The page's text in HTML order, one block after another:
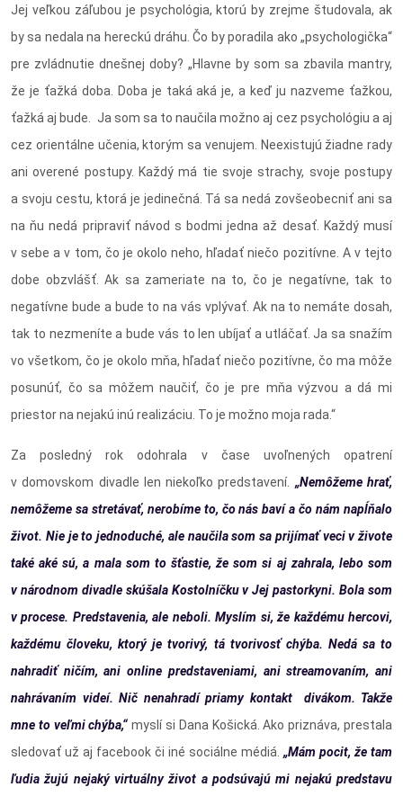
Jej veľkou záľubou je psychológia, ktorú by zrejme študovala, ak
by sa nedala na hereckú dráhu. Čo by poradila ako „psychologička“
pre zvládnutie dnešnej doby? „Hlavne by som sa zbavila mantry,
že je ťažká doba. Doba je taká aká je, a keď ju nazveme ťažkou,
ťažká aj bude. Ja som sa to naučila možno aj cez psychológiu a aj
cez orientálne učenia, ktorým sa venujem. Neexistujú žiadne rady
ani overené postupy. Každý má tie svoje strachy, svoje postupy
a svoju cestu, ktorá je jedinečná. Tá sa nedá zovšeobecniť ani sa
na ňu nedá pripraviť návod s bodmi jedna až desať. Každý musí
v sebe a v tom, čo je okolo neho, hľadať niečo pozitívne. A v tejto
dobe obzvlášť. Ak sa zameriate na to, čo je negatívne, tak to
negatívne bude a bude to na vás vplývať. Ak na to nemáte dosah,
tak to nezmeníte a bude vás to len ubíjať a utláčať. Ja sa snažím
vo všetkom, čo je okolo mňa, hľadať niečo pozitívne, čo ma môže
posunúť, čo sa môžem naučiť, čo je pre mňa výzvou a dá mi
priestor na nejakú inú realizáciu. To je možno moja rada.“
Za posledný rok odohrala v čase uvoľnených opatrení
v domovskom divadle len niekoľko predstavení. „Nemôžeme hrať,
nemôžeme sa stretávať, nerobíme to, čo nás baví a čo nám napĺňalo
život. Nie je to jednoduché, ale naučila som sa prijímať veci v živote
také aké sú, a mala som to šťastie, že som si aj zahrala, lebo som
v národnom divadle skúšala Kostolníčku v Jej pastorkyni. Bola som
v procese. Predstavenia, ale neboli. Myslím si, že každému hercovi,
každému človeku, ktorý je tvorivý, tá tvorivosť chýba. Nedá sa to
nahradiť ničím, ani online predstaveniami, ani streamovaním, ani
nahrávaním videí. Nič nenahradí priamy kontakt divákom. Takže
mne to veľmi chýba,“ myslí si Dana Košická. Ako priznáva, prestala
sledovať už aj facebook či iné sociálne médiá. „Mám pocit, že tam
ľudia žujú nejaký virtuálny život a podsúvajú mi nejakú predstavu